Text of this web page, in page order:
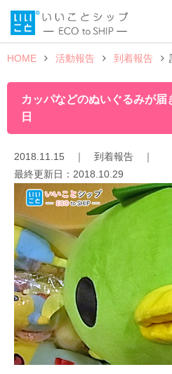
HOME 活動報告 到着報告
カッパなどのぬいぐるみが
日
2018.11.15 ｜ 到着報告 ｜
最終更新日： 2018.10.29